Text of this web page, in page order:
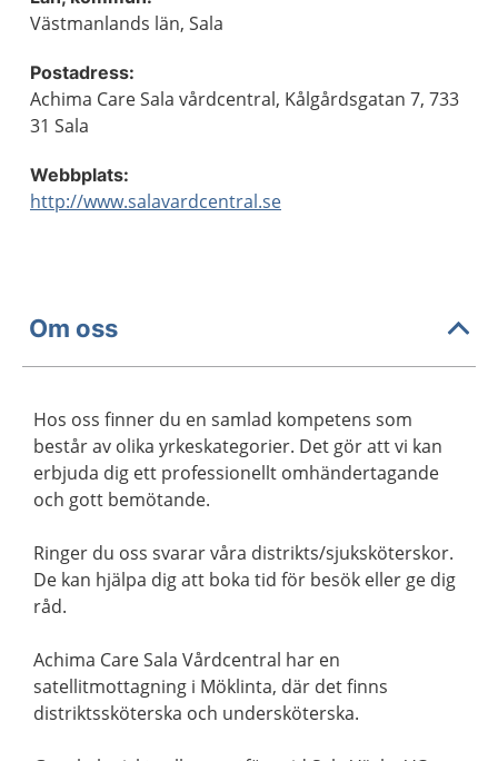
Västmanlands län, Sala
Postadress:
Achima Care Sala vårdcentral, Kålgårdsgatan 7, 733
31 Sala
Webbplats:
http://www.salavardcentral.se
Om oss
Hos oss finner du en samlad kompetens som
består av olika yrkeskategorier. Det gör att vi kan
erbjuda dig ett professionellt omhändertagande
och gott bemötande.
Ringer du oss svarar våra distrikts/sjuksköterskor.
De kan hjälpa dig att boka tid för besök eller ge dig
råd.
Achima Care Sala Vårdcentral har en
satellitmottagning i Möklinta, där det finns
distriktssköterska och undersköterska.